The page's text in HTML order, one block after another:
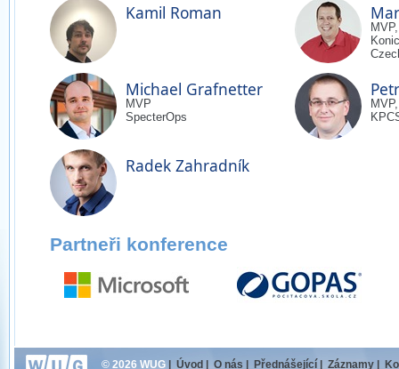
Kamil Roman
Michael Grafnetter
MVP
SpecterOps
Radek Zahradník
Partneři konference
© 2026 WUG | Úvod | O nás | Přednášející | Záznamy |